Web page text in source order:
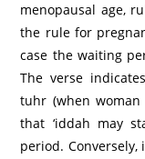
menopausal age,
the rule for
case the waiting
The verse
tuhr (when
that ‘iddah may
period. Conversely,